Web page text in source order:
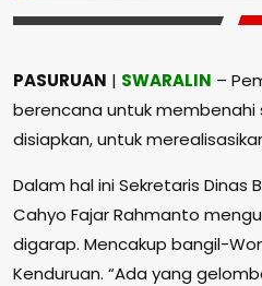
PASURUAN | SWARALIN –
berencana untuk membenahi
disiapkan, untuk
Dalam hal ini Sekretaris Dinas
Cahyo Fajar Rahmanto
digarap. Mencakup bangil-
Kenduruan. “Ada yang